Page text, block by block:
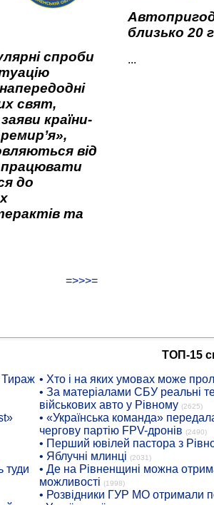
спроби
свят,
країни-
від
працювати
до
та
=>>>=
близько 20
...
Тираж
туди
ТОП-15
• Хто і на яких умовах може
• За матеріалами СБУ реальні
військових авто у Рівному (2625)
• «Українська команда»
чергову партію FPV-дронів (2490)
• Перший ювілей пастора з
• Яблучні млинці (2031)
• Де на Рівненщині можна
можливості (1998)
• Розвідники ГУР МО отримали